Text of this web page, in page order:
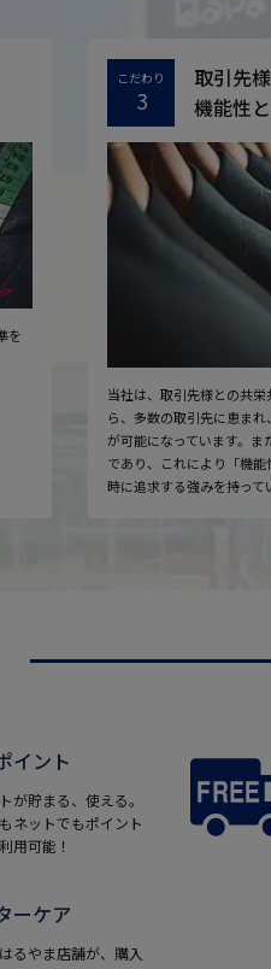
を
こだわり
3
取引先
機能性
当社は、取引先様との共
ら、多数の取引先に恵ま
が可能になっています。
であり、これにより「機
時に追求する強みを持って
イント
が貯まる、使える。
ネットでもポイント
用可能！
ーケア
るやま店舗が、購入